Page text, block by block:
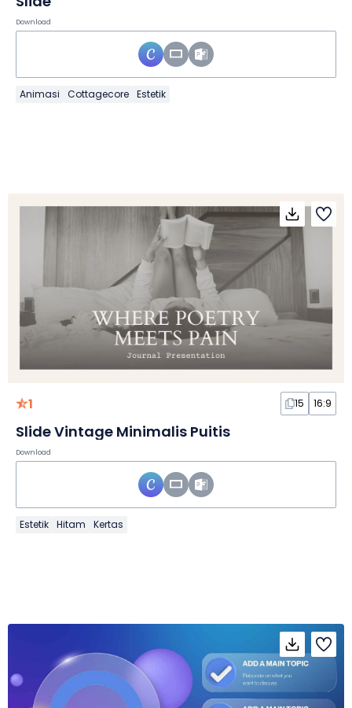
Download
Animasi Cottagecore Estetik
1 15 16:9
Slide Vintage Minimalis Puitis
Download
Estetik Hitam Kertas